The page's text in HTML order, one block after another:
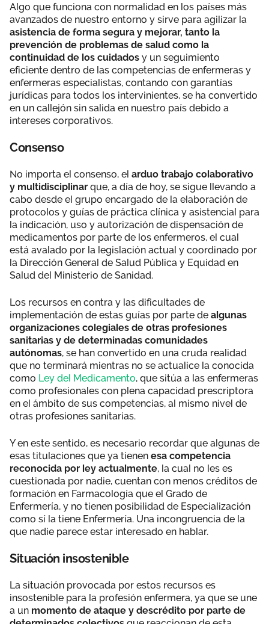
Algo que funciona con normalidad en los países más
avanzados de nuestro entorno y sirve para agilizar la
asistencia de forma segura y mejorar, tanto la
prevención de problemas de salud como la
continuidad de los cuidados y un seguimiento
eficiente dentro de las competencias de enfermeras y
enfermeras especialistas, contando con garantías
jurídicas para todos los intervinientes, se ha convertido
en un callejón sin salida en nuestro país debido a
intereses corporativos.
Consenso
No importa el consenso, el arduo trabajo colaborativo
y multidisciplinar que, a día de hoy, se sigue llevando a
cabo desde el grupo encargado de la elaboración de
protocolos y guías de práctica clínica y asistencial para
la indicación, uso y autorización de dispensación de
medicamentos por parte de los enfermeros, el cual
está avalado por la legislación actual y coordinado por
la Dirección General de Salud Pública y Equidad en
Salud del Ministerio de Sanidad.
Los recursos en contra y las dificultades de
implementación de estas guías por parte de algunas
organizaciones colegiales de otras profesiones
sanitarias y de determinadas comunidades
autónomas, se han convertido en una cruda realidad
que no terminará mientras no se actualice la conocida
como Ley del Medicamento, que sitúa a las enfermeras
como profesionales con plena capacidad prescriptora
en el ámbito de sus competencias, al mismo nivel de
otras profesiones sanitarias.
Y en este sentido, es necesario recordar que algunas de
esas titulaciones que ya tienen esa competencia
reconocida por ley actualmente, la cual no les es
cuestionada por nadie, cuentan con menos créditos de
formación en Farmacología que el Grado de
Enfermería, y no tienen posibilidad de Especialización
como sí la tiene Enfermería. Una incongruencia de la
que nadie parece estar interesado en hablar.
Situación insostenible
La situación provocada por estos recursos es
insostenible para la profesión enfermera, ya que se une
a un momento de ataque y descrédito por parte de